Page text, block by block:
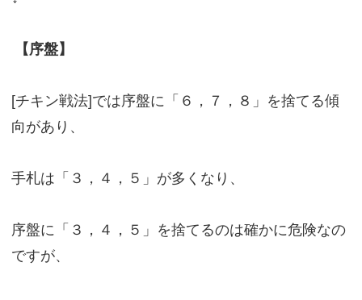
【序盤】
[チキン戦法]では序盤に「６，７，８」を捨てる傾
向があり、
手札は「３，４，５」が多くなり、
序盤に「３，４，５」を捨てるのは確かに危険なの
ですが、